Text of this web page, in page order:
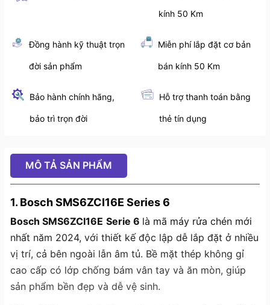
kính 50 Km
Đồng hành kỹ thuật trọn
đời sản phẩm
Miễn phí lắp đặt cơ bản
bán kính 50 Km
Bảo hành chính hãng,
bảo trì trọn đời
Hỗ trợ thanh toán bằng
thẻ tín dụng
MÔ TẢ SẢN PHẨM
1. Bosch SMS6ZCI16E Series 6
Bosch SMS6ZCI16E Serie 6 là mã máy rửa chén mới
nhất năm 2024, với thiết kế độc lập dễ lắp đặt ở nhiều
vị trí, cả bên ngoài lẫn âm tủ. Bề mặt thép không gỉ
cao cấp có lớp chống bám vân tay và ăn mòn, giúp
sản phẩm bền đẹp và dễ vệ sinh.